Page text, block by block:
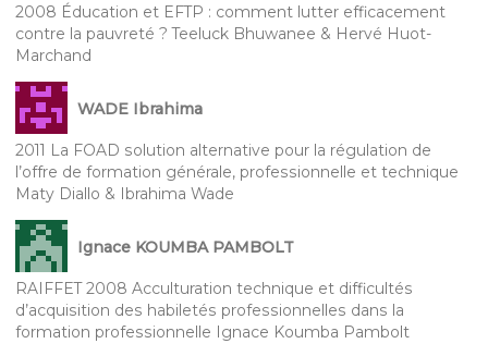
2008 Éducation et EFTP : comment lutter efficacement
contre la pauvreté ? Teeluck Bhuwanee & Hervé Huot-
Marchand
WADE Ibrahima
2011 La FOAD solution alternative pour la régulation de
l’offre de formation générale, professionnelle et technique
Maty Diallo & Ibrahima Wade
Ignace KOUMBA PAMBOLT
RAIFFET 2008 Acculturation technique et difficultés
d’acquisition des habiletés professionnelles dans la
formation professionnelle Ignace Koumba Pambolt